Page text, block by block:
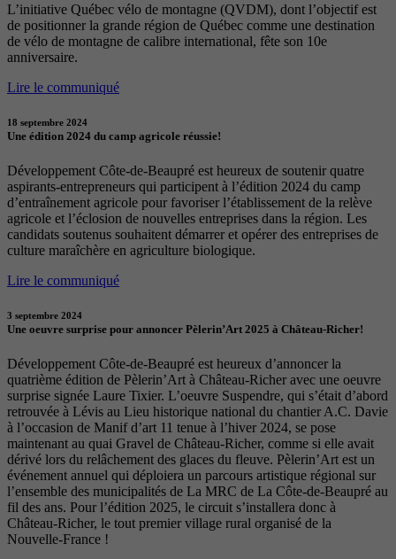
L’initiative Québec vélo de montagne (QVDM), dont l’objectif est
de positionner la grande région de Québec comme une destination
de vélo de montagne de calibre international, fête son 10e
anniversaire.
Lire le communiqué
18 septembre 2024
Une édition 2024 du camp agricole réussie!
Développement Côte-de-Beaupré est heureux de soutenir quatre
aspirants-entrepreneurs qui participent à l’édition 2024 du camp
d’entraînement agricole pour favoriser l’établissement de la relève
agricole et l’éclosion de nouvelles entreprises dans la région. Les
candidats soutenus souhaitent démarrer et opérer des entreprises de
culture maraîchère en agriculture biologique.
Lire le communiqué
3 septembre 2024
Une oeuvre surprise pour annoncer Pèlerin’Art 2025 à Château-Richer!
Développement Côte-de-Beaupré est heureux d’annoncer la
quatrième édition de Pèlerin’Art à Château-Richer avec une oeuvre
surprise signée Laure Tixier. L’oeuvre Suspendre, qui s’était d’abord
retrouvée à Lévis au Lieu historique national du chantier A.C. Davie
à l’occasion de Manif d’art 11 tenue à l’hiver 2024, se pose
maintenant au quai Gravel de Château-Richer, comme si elle avait
dérivé lors du relâchement des glaces du fleuve. Pèlerin’Art est un
événement annuel qui déploiera un parcours artistique régional sur
l’ensemble des municipalités de La MRC de La Côte-de-Beaupré au
fil des ans. Pour l’édition 2025, le circuit s’installera donc à
Château-Richer, le tout premier village rural organisé de la
Nouvelle-France !